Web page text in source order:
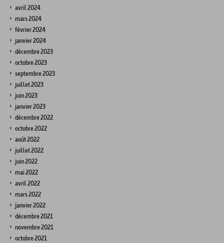
avril 2024
mars 2024
février 2024
janvier 2024
décembre 2023
octobre 2023
septembre 2023
juillet 2023
juin 2023
janvier 2023
décembre 2022
octobre 2022
août 2022
juillet 2022
juin 2022
mai 2022
avril 2022
mars 2022
janvier 2022
décembre 2021
novembre 2021
octobre 2021